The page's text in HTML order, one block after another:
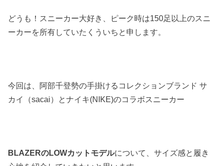
どうも！スニーカー大好き、ピーク時は150足以上のスニ
ーカーを所有していたくういちと申します。
今回は、阿部千登勢の手掛けるコレクションブランド サ
カイ（sacai）とナイキ(NIKE)のコラボスニーカー
BLAZERのLOWカットモデルについて、サイズ感と履き